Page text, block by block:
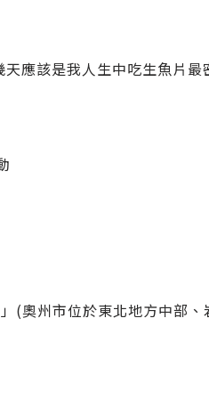
應該是我人生中吃生魚片最
(奧州市位於東北地方中部、